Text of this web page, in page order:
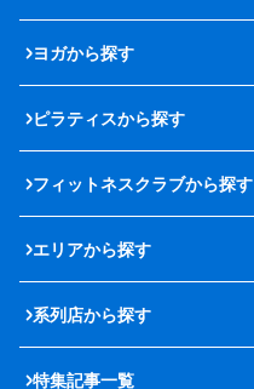
ヨガから探す
ピラティスから探す
フィットネスクラブから探す
エリアから探す
系列店から探す
特集記事一覧